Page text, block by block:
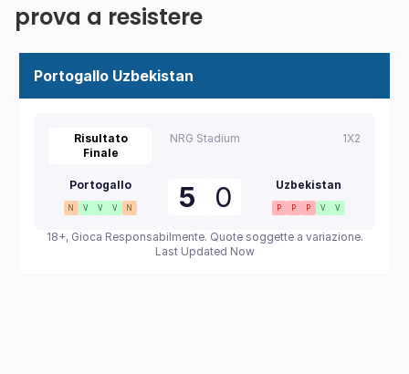
prova a resistere